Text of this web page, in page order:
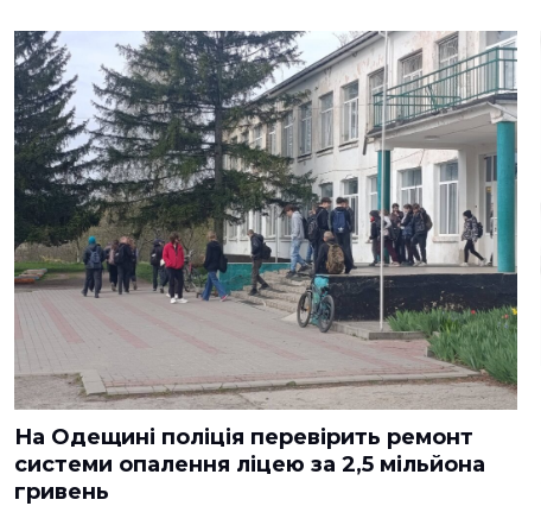
На Одещині поліція перевірить ремонт
системи опалення ліцею за 2,5 мільйона
гривень